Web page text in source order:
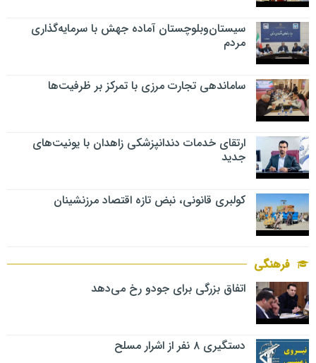
سیستان‌وبلوچستان آماده جهش با سرمایه‌گذاری
مردم
ساماندهی تجارت مرزی با تمرکز بر ظرفیت‌ها
ارتقای خدمات دندانپزشکی زاهدان با یونیت‌های
جدید
کولبری قانونی، نبض تازه اقتصاد مرزنشینان
فرهنگی
اتفاق بزرگی برای جودو رخ می‌دهد
دستگیری ۸ نفر از اشرار مسلح